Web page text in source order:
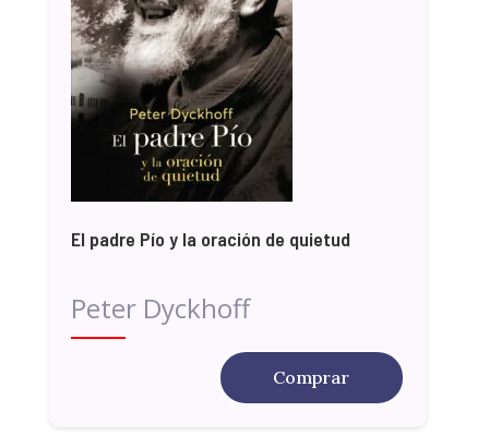
El padre Pío y la oración de quietud
Peter Dyckhoff
Comprar